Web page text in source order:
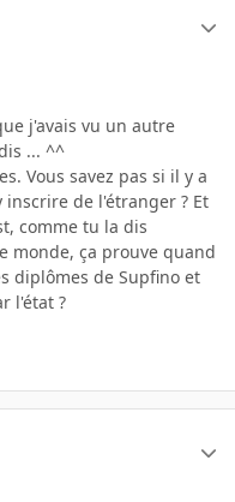
j'avais vu un autre
... ^^
Vous savez pas si il y a
de l'étranger ? Et
comme tu la dis
monde, ça prouve quand
diplômes de Supfino et
l'état ?